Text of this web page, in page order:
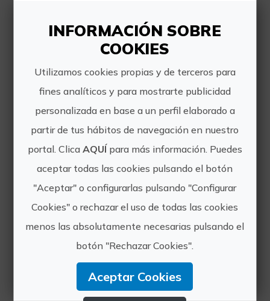
XABIA ACTIVA
Bienvenidos a Xàbia Activa, mucho
más que una empresa de turismo
activo en Jávea. Somos un equipo
apasionado por la aventura y la
naturaleza, dedicados a descubrirte
los rincones más espectaculares de
INFORMACIÓN SOBRE
COOKIES
Utilizamos cookies propias y de terceros para
fines analíticos y para mostrarte publicidad
personalizada en base a un perfil elaborado a
partir de tus hábitos de navegación en nuestro
portal. Clica AQUÍ para más información. Puedes
aceptar todas las cookies pulsando el botón
"Aceptar" o configurarlas pulsando "Configurar
Cookies" o rechazar el uso de todas las cookies
menos las absolutamente necesarias pulsando el
botón "Rechazar Cookies".
Aceptar Cookies